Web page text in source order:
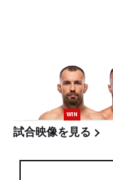
WIN
試合映像を見る